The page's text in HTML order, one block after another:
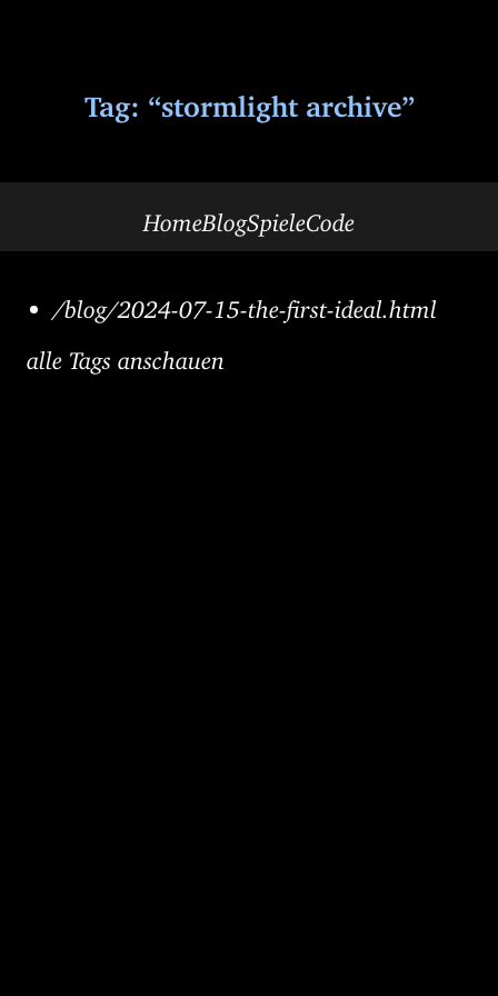
Tag: “stormlight archive”
HomeBlogSpieleCode
/blog/2024-07-15-the-first-ideal.html
alle Tags anschauen